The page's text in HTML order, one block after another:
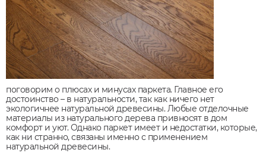
поговорим о плюсах и минусах паркета. Главное его
достоинство – в натуральности, так как ничего нет
экологичнее натуральной древесины. Любые отделочные
материалы из натурального дерева привносят в дом
комфорт и уют. Однако паркет имеет и недостатки, которые,
как ни странно, связаны именно с применением
натуральной древесины.